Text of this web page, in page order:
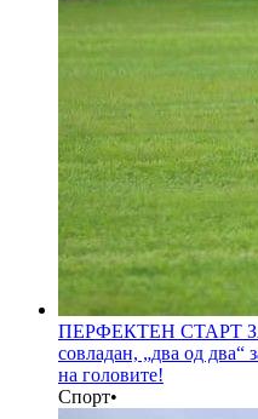
ПЕРФЕКТЕН СТАРТ
совладан, „два од два“
на головите!
Спорт•